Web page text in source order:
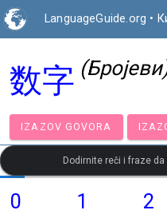
LanguageGuide.org •
数字
IZAZOV GOVORA
Dodirnite reči i fraze
0 1 2